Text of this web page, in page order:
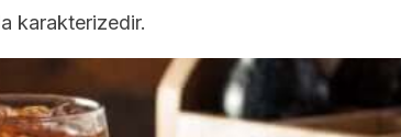
karakterizedir.